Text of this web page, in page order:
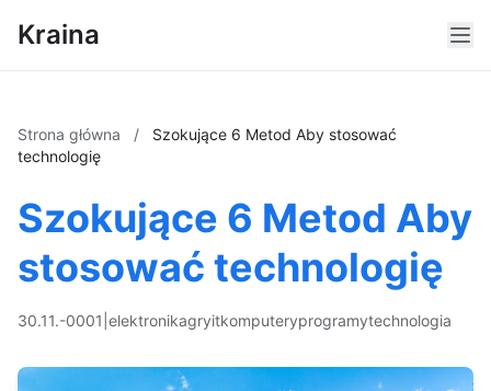
Kraina
Strona główna /
Szokujące 6 Metod Aby stosować
technologię
Szokujące 6 Metod Aby
stosować technologię
30.11.-0001 elektronikagryitkomputeryprogramytechnologia